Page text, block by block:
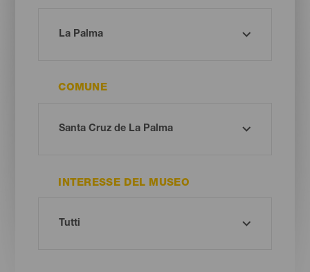
COMUNE
INTERESSE DEL MUSEO